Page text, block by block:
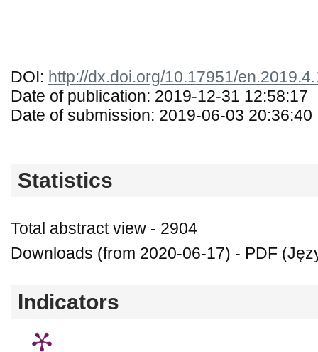
DOI: http://dx.doi.org/10.17951/
Date of publication: 2019-12-31 12:58:17
Date of submission: 2019-06-03 20:36:40
Statistics
Total abstract view - 2904
Downloads (from 2020-06-17) - PDF
Indicators